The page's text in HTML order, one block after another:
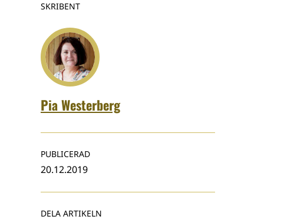
SKRIBENT
Pia Westerberg
PUBLICERAD
20.12.2019
DELA ARTIKELN